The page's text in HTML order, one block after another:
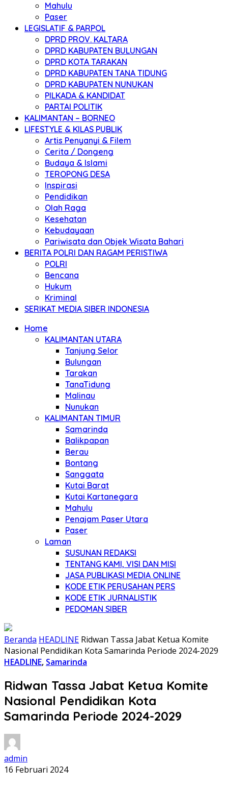
Mahulu
Paser
LEGISLATIF & PARPOL
DPRD PROV. KALTARA
DPRD KABUPATEN BULUNGAN
DPRD KOTA TARAKAN
DPRD KABUPATEN TANA TIDUNG
DPRD KABUPATEN NUNUKAN
PILKADA & KANDIDAT
PARTAI POLITIK
KALIMANTAN – BORNEO
LIFESTYLE & KILAS PUBLIK
Artis Penyanyi & Filem
Cerita / Dongeng
Budaya & Islami
TEROPONG DESA
Inspirasi
Pendidikan
Olah Raga
Kesehatan
Kebudayaan
Pariwisata dan Objek Wisata Bahari
BERITA POLRI DAN RAGAM PERISTIWA
POLRI
Bencana
Hukum
Kriminal
SERIKAT MEDIA SIBER INDONESIA
Home
KALIMANTAN UTARA
Tanjung Selor
Bulungan
Tarakan
TanaTidung
Malinau
Nunukan
KALIMANTAN TIMUR
Samarinda
Balikpapan
Berau
Bontang
Sanggata
Kutai Barat
Kutai Kartanegara
Mahulu
Penajam Paser Utara
Paser
Laman
SUSUNAN REDAKSI
TENTANG KAMI, VISI DAN MISI
JASA PUBLIKASI MEDIA ONLINE
KODE ETIK PERUSAHAN PERS
KODE ETIK JURNALISTIK
PEDOMAN SIBER
Beranda HEADLINE Ridwan Tassa Jabat Ketua Komite
Nasional Pendidikan Kota Samarinda Periode 2024-2029
HEADLINE, Samarinda
Ridwan Tassa Jabat Ketua Komite
Nasional Pendidikan Kota
Samarinda Periode 2024-2029
admin
16 Februari 2024